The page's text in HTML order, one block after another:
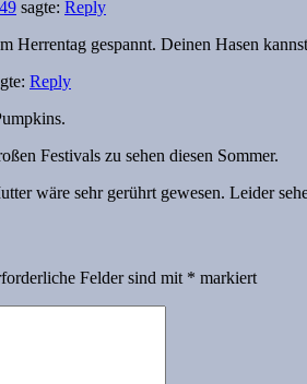
sagte: Reply
Herrentag gespannt. Deinen Hasen
Reply
Festivals zu sehen diesen Sommer.
wäre sehr gerührt gewesen. Leider
Felder sind mit * markiert